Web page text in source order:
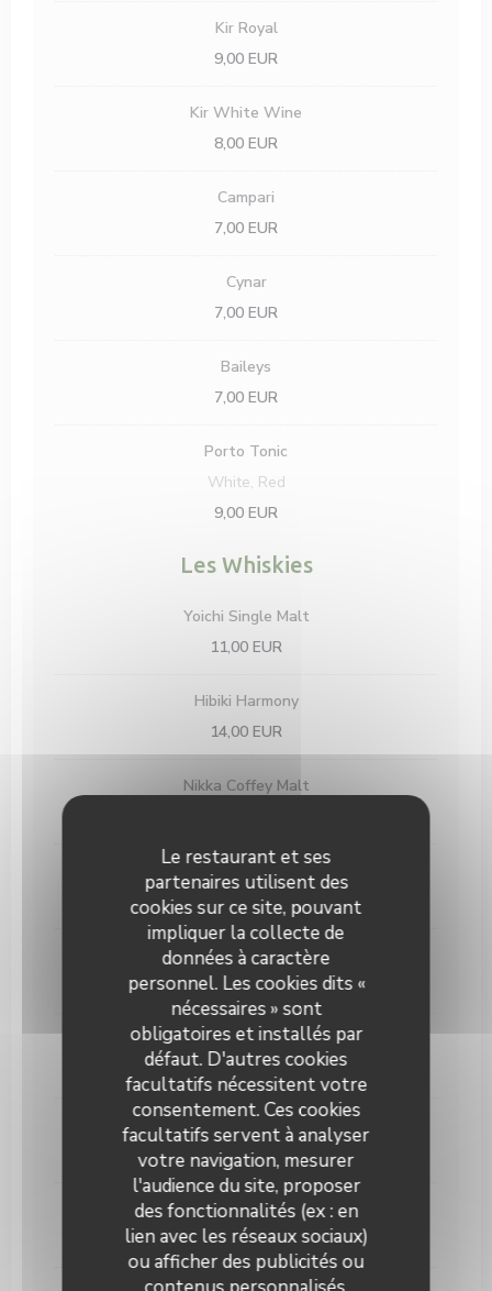
Le restaurant et ses
partenaires utilisent des
cookies sur ce site, pouvant
impliquer la collecte de
données à caractère
personnel. Les cookies dits «
nécessaires » sont
obligatoires et installés par
défaut. D'autres cookies
facultatifs nécessitent votre
consentement. Ces cookies
facultatifs servent à analyser
votre navigation, mesurer
l'audience du site, proposer
des fonctionnalités (ex : en
lien avec les réseaux sociaux)
ou afficher des publicités ou
Kir Royal
9,00 EUR
Kir White Wine
8,00 EUR
Campari
7,00 EUR
Cynar
7,00 EUR
Baileys
7,00 EUR
Porto Tonic
White, Red
9,00 EUR
Les Whiskies
Yoichi Single Malt
11,00 EUR
Hibiki Harmony
14,00 EUR
Nikka Coffey Malt
Nikka from The Barrel
12,00 EUR
Yamazaki Reserve
14,00 EUR
Ardbeg 10y
12,00 EUR
The Glenlivet 18 ans
12,00 EUR
Glenmorangie 10 ans
11,00 EUR